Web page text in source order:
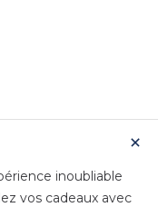
inoubliable
vos cadeaux avec